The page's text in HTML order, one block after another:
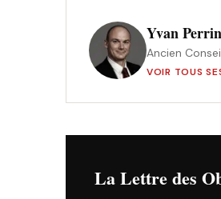
Yvan Perrin
Ancien
VOIR TOUS
La Lettre des